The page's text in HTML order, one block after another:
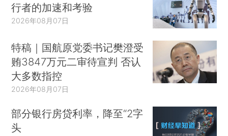
行者的加速和考验
2026年08月07日
特稿｜国航原党委书记樊澄受
贿3847万元二审待宣判 否认
大多数指控
2026年08月07日
部分银行房贷利率，降至“2字
头